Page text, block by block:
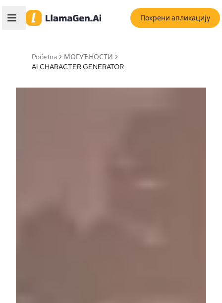
Покрени апликацију
Početna
МОГУЋНОСТИ
AI CHARACTER GENERATOR